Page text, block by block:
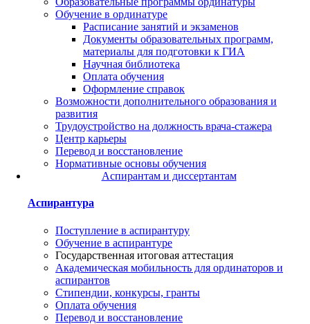
Обучение в ординатуре
Расписание занятий и экзаменов
Документы образовательных программ,
материалы для подготовки к ГИА
Научная библиотека
Оплата обучения
Оформление справок
Возможности дополнительного образования и
развития
Трудоустройство на должность врача-стажера
Центр карьеры
Перевод и восстановление
Нормативные основы обучения
Аспирантам и диссертантам
Аспирантура
Поступление в аспирантуру
Обучение в аспирантуре
Государственная итоговая аттестация
Академическая мобильность для ординаторов и
аспирантов
Стипендии, конкурсы, гранты
Оплата обучения
Перевод и восстановление